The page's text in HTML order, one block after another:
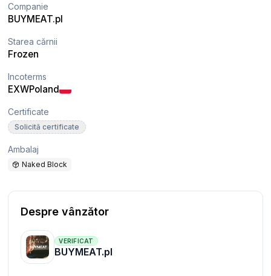
Companie
BUYMEAT.pl
Starea cărnii
Frozen
Incoterms
EXWPoland
Certificate
Solicită certificate
Ambalaj
Naked Block
Despre vânzător
VERIFICAT
BUYMEAT.pl